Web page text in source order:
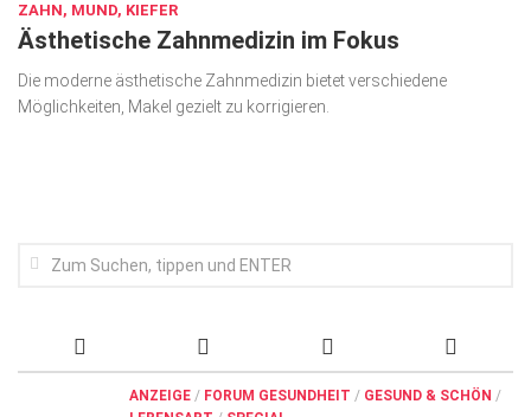
Orthopädie
Schönheit & Wohlbefinden
Special
Allgemein
Kampf gegen Krebs
ZAHN, MUND, KIEFER
Ästhetische Zahnmedizin im Fokus
Die moderne ästhetische Zahnmedizin bietet verschiedene
Möglichkeiten, Makel gezielt zu korrigieren.
ANZEIGE / FORUM GESUNDHEIT / GESUND & SCHÖN /